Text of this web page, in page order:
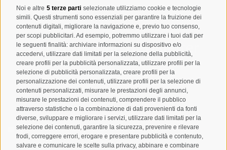
Noi e altre 5 terze parti selezionate utilizziamo cookie e tecnologie
simili. Questi strumenti sono essenziali per garantire la fruizione dei
contenuti digitali, migliorare la navigazione e, previo tuo consenso,
per scopi pubblicitari. Ad esempio, potremmo utilizzare i tuoi dati per
le seguenti finalità: archiviare informazioni su dispositivo e/o
accedervi, utilizzare dati limitati per la selezione della pubblicità,
creare profili per la pubblicità personalizzata, utilizzare profili per la
selezione di pubblicità personalizzata, creare profili per la
personalizzazione dei contenuti, utilizzare profili per la selezione di
contenuti personalizzati, misurare le prestazioni degli annunci,
misurare le prestazioni dei contenuti, comprendere il pubblico
attraverso statistiche o la combinazione di dati provenienti da fonti
diverse, sviluppare e migliorare i servizi, utilizzare dati limitati per la
selezione dei contenuti, garantire la sicurezza, prevenire e rilevare
frodi, correggere errori, erogare e presentare pubblicità e contenuto,
salvare e comunicare le scelte sulla privacy, abbinare e combinare
Registrazione Newsletter
Letto e compreso laprivacy policy, autorizzo il Titolare al
trattamento dei dati personali